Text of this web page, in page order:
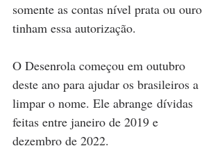
somente as contas nível prata ou ouro
tinham essa autorização.
O Desenrola começou em outubro
deste ano para ajudar os brasileiros a
limpar o nome. Ele abrange dívidas
feitas entre janeiro de 2019 e
dezembro de 2022.